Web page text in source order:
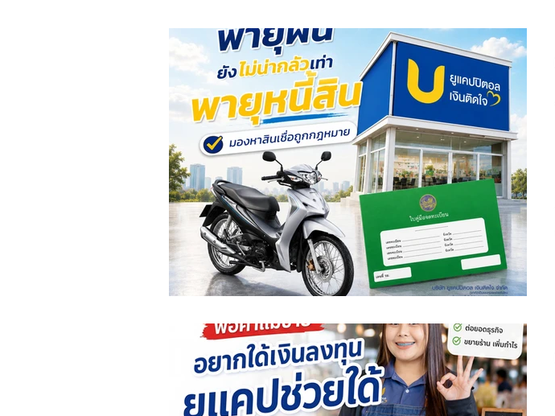
สินเชื่อ เงินติดใจ บึงกาฬ สินเชื่อจำนำโฉนดที่ดินสกลนคร
สินเชื่อมอเตอร์ไซค์ "เงินติดใจ" เงินติดใจ | สินเชื่อรถและที่ดิน